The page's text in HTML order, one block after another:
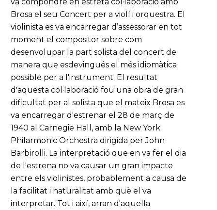
Brosa el seu Concert per a violí i orquestra. El
violinista es va encarregar d’assessorar en tot
moment el compositor sobre com
desenvolupar la part solista del concert de
manera que esdevingués el més idiomàtica
possible per a l'instrument. El resultat
d'aquesta col·laboració fou una obra de gran
dificultat per al solista que el mateix Brosa es
va encarregar d'estrenar el 28 de març de
1940 al Carnegie Hall, amb la New York
Philarmonic Orchestra dirigida per John
Barbirolli. La interpretació que en va fer el dia
de l'estrena no va causar un gran impacte
entre els violinistes, probablement a causa de
la facilitat i naturalitat amb què el va
interpretar. Tot i així, arran d'aquella